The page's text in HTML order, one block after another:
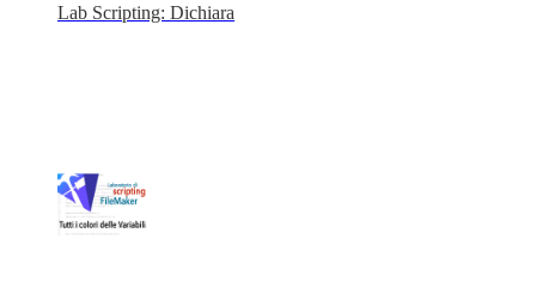
Lab Scripting: Dichiara